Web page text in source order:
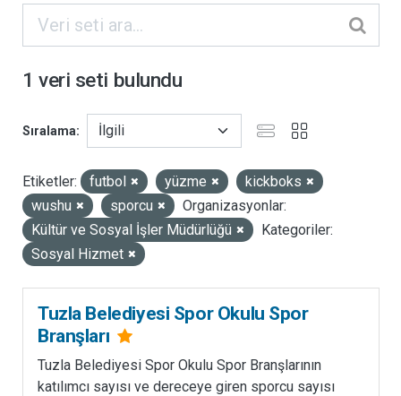
ORGANIZASYONLAR
KATEGORILER
ETIKETLER
LISANSLAR
1 veri seti bulundu
Sıralama
Etiketler: futbol yüzme
kickboks
wushu
sporcu
Organizasyonlar:
Kültür ve Sosyal İşler Müdürlüğü
Kategoriler:
Sosyal Hizmet
Tuzla Belediyesi Spor Okulu Spor
Branşları
Tuzla Belediyesi Spor Okulu Spor Branşlarının
katılımcı sayısı ve dereceye giren sporcu sayısı